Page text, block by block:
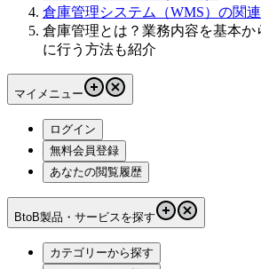
倉庫管理システム（WMS）の関
倉庫管理とは？業務内容を基本か
に行う方法も紹介
マイメニュー
ログイン
無料会員登録
あなたの閲覧履歴
BtoB製品・サービスを探す
カテゴリーから探す